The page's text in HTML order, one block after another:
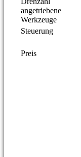
angetriebene
Werkzeuge
Steuerung
Preis